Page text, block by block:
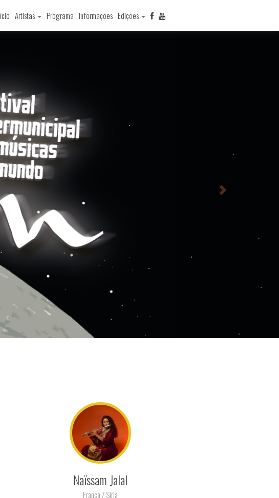
Artistas Programa Informações Edições
Naïssam Jalal
França / Síria